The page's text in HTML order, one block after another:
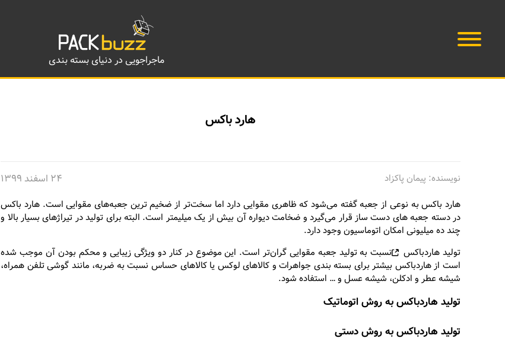
ماجراجویی در دنیای بسته بندی
هارد باکس
۲۴ اسفند ۱۳۹۹
نویسنده: پیمان پاکزاد
هارد باکس به نوعی از جعبه گفته می‌شود که ظاهری مقوایی دارد اما سخت‌تر از ضخیم ترین جعبه‌های مقوایی است. هارد باکس
در دسته جعبه های دست ساز قرار می‌گیرد و ضخامت دیواره آن بیش از یک میلیمتر است. البته برای تولید در تیراژهای بسیار بالا و
چند ده میلیونی امکان اتوماسیون وجود دارد.
تولید هاردباکس
نسبت به تولید جعبه مقوایی گران‌تر است. این موضوع در کنار دو ویژگی زیبایی و محکم بودن آن موجب شده
است از هاردباکس بیشتر برای بسته بندی جواهرات و کالاهای لوکس یا کالاهای حساس نسبت به ضربه، مانند گوشی تلفن همراه،
شیشه عطر و ادکلن، شیشه عسل و … استفاده شود.
تولید هاردباکس به روش اتوماتیک
تولید هاردباکس به روش دستی